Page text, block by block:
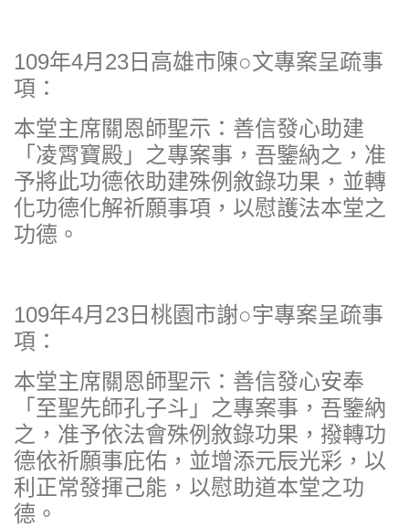
109年4月23日高雄市陳○文專案呈疏事
項：
本堂主席關恩師聖示：善信發心助建
「凌霄寶殿」之專案事，吾鑒納之，准
予將此功德依助建殊例敘錄功果，並轉
化功德化解祈願事項，以慰護法本堂之
功德。
109年4月23日桃園市謝○宇專案呈疏事
項：
本堂主席關恩師聖示：善信發心安奉
「至聖先師孔子斗」之專案事，吾鑒納
之，准予依法會殊例敘錄功果，撥轉功
德依祈願事庇佑，並增添元辰光彩，以
利正常發揮己能，以慰助道本堂之功
德。